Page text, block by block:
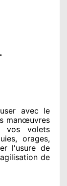
avec le
manœuvres
vos volets
orages,
l'usure de
de